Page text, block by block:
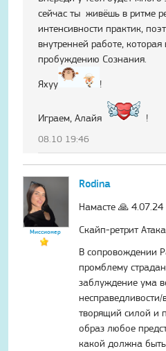
сейчас ты живёшь в ритме
интенсивности практик,
внутренней работе, которая
пробуждению Сознания.
Яхуу
!
Играем, Алайя !
08.10 19:46
Миссионер
Rodina
Намасте 🙏 4.07.24
Скайп-ретрит Атака
В сопровождении
промблему
заблуждение ума
творящий силой и
образ любое
какой должна